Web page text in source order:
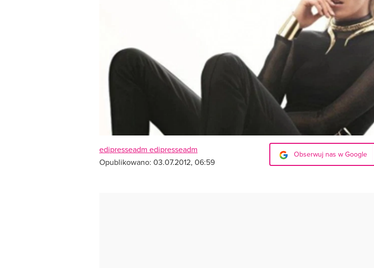
edipresseadm edipresseadm
Opublikowano: 03.07.2012, 06:59
Obserwuj nas w Google